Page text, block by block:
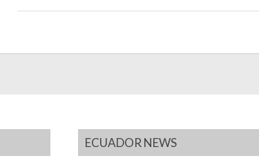
ECUADOR NEWS